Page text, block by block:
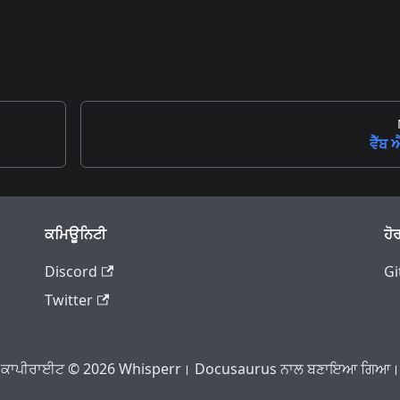
ਵੈੱਬ
ਕਮਿਊਨਿਟੀ
Discord
Twitter
ਕਾਪੀਰਾਈਟ © 2026 Whisperr। Docusaurus ਨਾਲ ਬਣਾਇਆ ਗਿਆ।